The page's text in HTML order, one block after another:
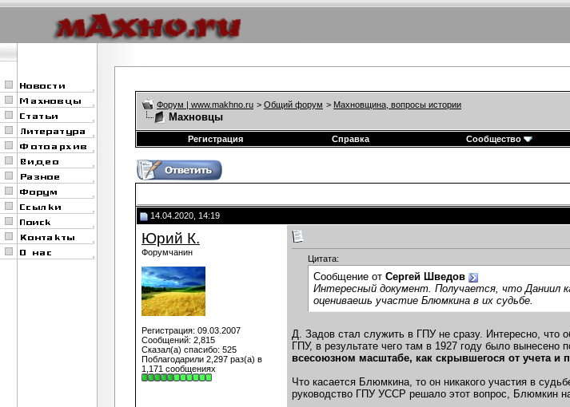
Форум | www.makhno.ru > Общий форум > Махновщина, вопросы истории
Махновцы
Регистрация
Справка Сообщество
14.04.2020, 14:19
Юрий К.
Форумчанин
Регистрация: 09.03.2007
Сообщений: 2,815
Сказал(а) спасибо: 525
Поблагодарили 2,297 раз(а) в
1,171 сообщениях
Цитата:
Сообщение от Сергей Шведов
Интересный документ. Получается, что Даниил
оцениваешь участие Блюмкина в их судьбе.
Д. Задов стал служить в ГПУ не сразу. Интересно, что
ГПУ, в результате чего там в 1927 году было
всесоюзном масштабе, как скрывшегося от учета и
Что касается Блюмкина, то он никакого участия в
руководство ГПУ УССР решало этот вопрос, Блюмкин